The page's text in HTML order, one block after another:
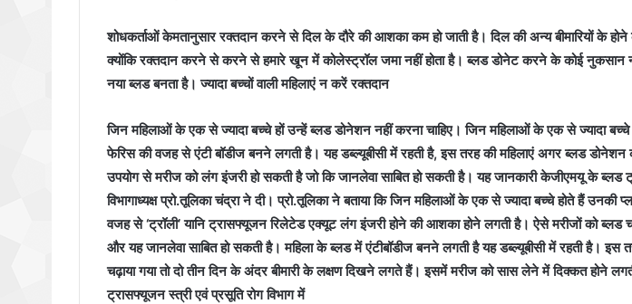
शोधकर्ताओं केमतानुसार रक्तदान करने से दिल के दौरे की आशका कम हो जाती है। दिल की अन्य बीमारियों के होने
क्योंकि रक्तदान करने से करने से हमारे खून में कोलेस्ट्रॉल जमा नहीं होता है। ब्लड डोनेट करने के कोई नुकसान
नया ब्लड बनता है। ज्यादा बच्चों वाली महिलाएं न करें रक्तदान
जिन महिलाओं के एक से ज्यादा बच्चे हों उन्हें ब्लड डोनेशन नहीं करना चाहिए। जिन महिलाओं के एक से ज्यादा
फेरिस की वजह से एंटी बॉडीज बनने लगती है। यह डब्ल्यूबीसी में रहती है, इस तरह की महिलाएं अगर ब्लड
उपयोग से मरीज को लंग इंजरी हो सकती है जो कि जानलेवा साबित हो सकती है। यह जानकारी केजीएमयू के ब्लड
विभागाध्यक्ष प्रो.तूलिका चंद्रा ने दी। प्रो.तूलिका ने बताया कि जिन महिलाओं के एक से ज्यादा बच्चे होते हैं उनकी
वजह से ‘ट्रॉली’ यानि ट्रासफ्यूजन रिलेटेड एक्यूट लंग इंजरी होने की आशका होने लगती है। ऐसे मरीजों को ब्लड
और यह जानलेवा साबित हो सकती है। महिला के ब्लड में एंटीबॉडीज बनने लगती है यह डब्ल्यूबीसी में रहती है। इस
चढ़ाया गया तो दो तीन दिन के अंदर बीमारी के लक्षण दिखने लगते हैं। इसमें मरीज को सास लेने में दिक्कत होने
ट्रासफ्यूजन स्त्री एवं प्रसूति रोग विभाग में